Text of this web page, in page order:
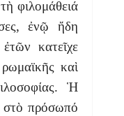
φιλομάθειά
ἐνῷ ἤδη
κατεῖχε
καὶ
Ἡ
στὸ πρόσωπό